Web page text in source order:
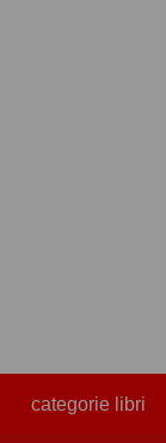
categorie libri